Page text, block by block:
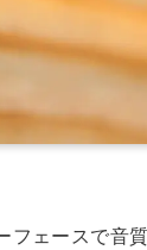
フェースで音